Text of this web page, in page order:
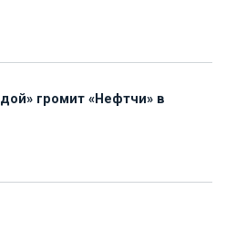
громит «Нефтчи» в